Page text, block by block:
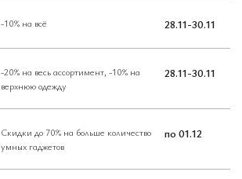
-10% на всё 28.11-30.11
-20% на весь ассортимент, -10% на
верхнюю одежду
28.11-30.11
Скидки до 70% на больше количество
умных гаджетов
по 01.12